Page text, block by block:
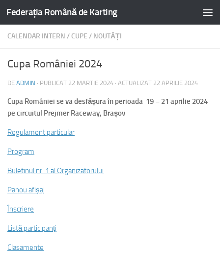
Federația Română de Karting
CALENDAR INTERN / CUPE / NOUTĂȚI
Cupa României 2024
DE ADMIN · PUBLICAT 22 MARTIE 2024 · ACTUALIZAT 22 APRILIE 2024
Cupa României se va desfășura în perioada 19 – 21 aprilie 2024
pe circuitul Prejmer Raceway, Brașov
Regulament particular
Program
Buletinul nr. 1 al Organizatorului
Panou afișaj
Înscriere
Listă participanți
Clasamente